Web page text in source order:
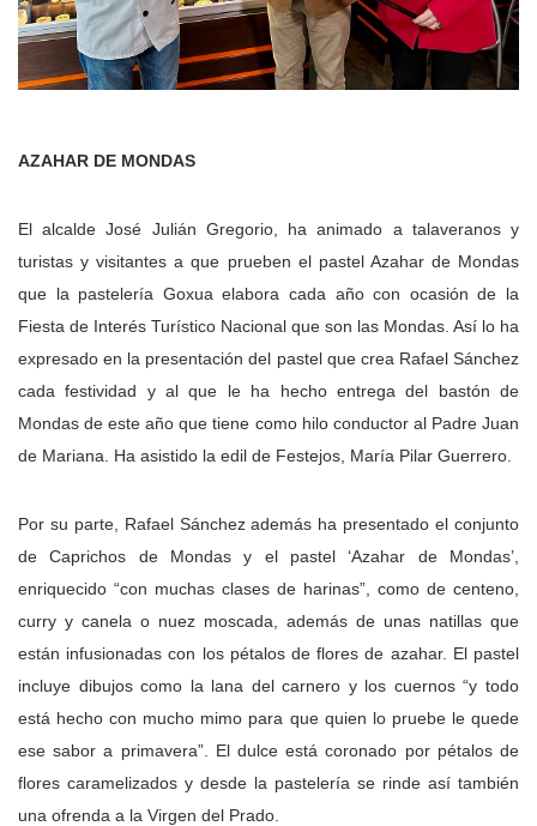
AZAHAR DE MONDAS
El alcalde José Julián Gregorio, ha animado a talaveranos y
turistas y visitantes a que prueben el pastel Azahar de Mondas
que la pastelería Goxua elabora cada año con ocasión de la
Fiesta de Interés Turístico Nacional que son las Mondas. Así lo ha
expresado en la presentación del pastel que crea Rafael Sánchez
cada festividad y al que le ha hecho entrega del bastón de
Mondas de este año que tiene como hilo conductor al Padre Juan
de Mariana. Ha asistido la edil de Festejos, María Pilar Guerrero.
Por su parte, Rafael Sánchez además ha presentado el conjunto
de Caprichos de Mondas y el pastel ‘Azahar de Mondas’,
enriquecido “con muchas clases de harinas”, como de centeno,
curry y canela o nuez moscada, además de unas natillas que
están infusionadas con los pétalos de flores de azahar. El pastel
incluye dibujos como la lana del carnero y los cuernos “y todo
está hecho con mucho mimo para que quien lo pruebe le quede
ese sabor a primavera”. El dulce está coronado por pétalos de
flores caramelizados y desde la pastelería se rinde así también
una ofrenda a la Virgen del Prado.